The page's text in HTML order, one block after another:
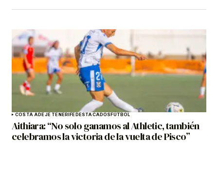
COSTA ADEJE TENERIFEDESTACADOSFÚTBOL
Aithiara: “No solo ganamos al Athletic, también
celebramos la victoria de la vuelta de Pisco”